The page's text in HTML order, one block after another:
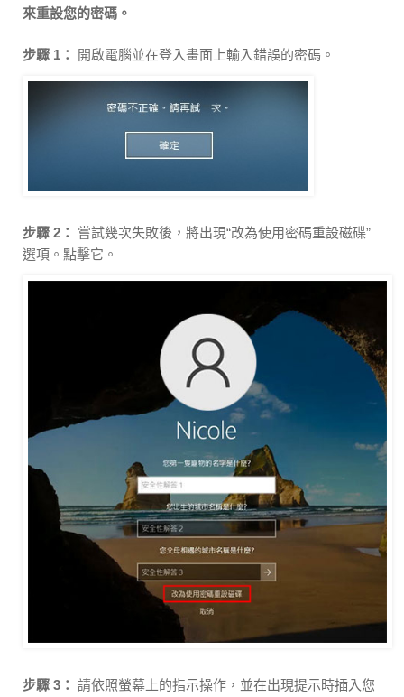
來重設您的密碼。
步驟 1： 開啟電腦並在登入畫面上輸入錯誤的密碼。
步驟 2：
嘗試幾次失敗後，將出現“改為使用密碼重設磁碟”
選項。點擊它。
步驟 3： 請依照螢幕上的指示操作，並在出現提示時插入您